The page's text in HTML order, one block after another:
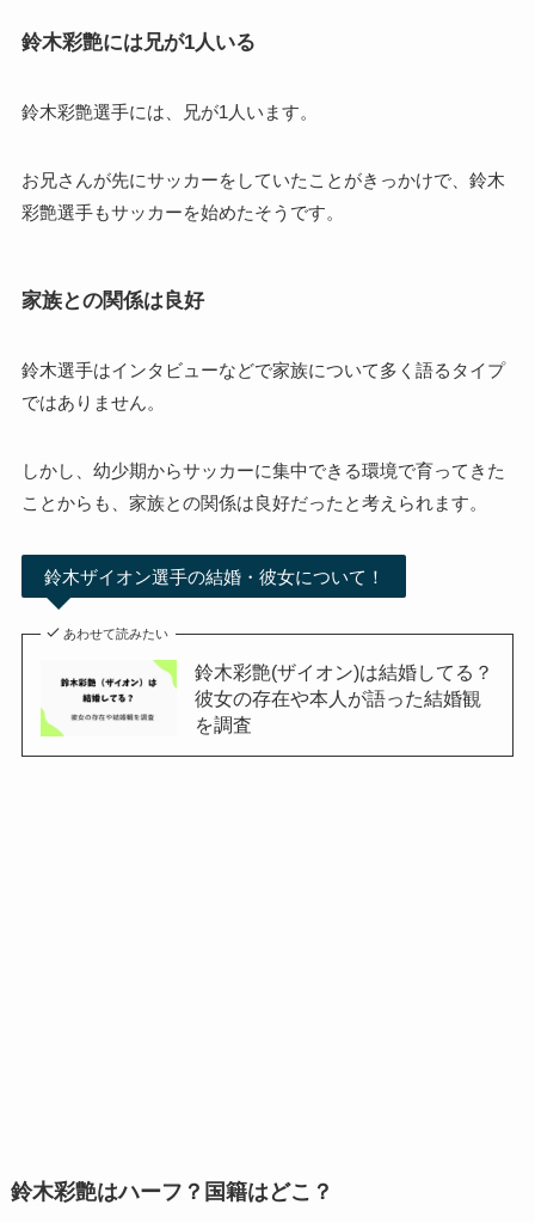
鈴木彩艶には兄が1人いる
鈴木彩艶選手には、兄が1人います。
お兄さんが先にサッカーをしていたことがきっかけで、鈴木
彩艶選手もサッカーを始めたそうです。
家族との関係は良好
鈴木選手はインタビューなどで家族について多く語るタイプ
ではありません。
しかし、幼少期からサッカーに集中できる環境で育ってきた
ことからも、家族との関係は良好だったと考えられます。
鈴木ザイオン選手の結婚・彼女について！
あわせて読みたい
鈴木彩艶(ザイオン)は結婚してる？
彼女の存在や本人が語った結婚観
を調査
鈴木彩艶はハーフ？国籍はどこ？